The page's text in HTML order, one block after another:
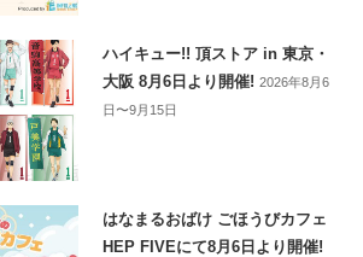
ハイキュー!! 頂ストア in 東京・
大阪 8月6日より開催!2026年8月6
日〜9月15日
はなまるおばけ ごほうびカフェ
HEP FIVEにて8月6日より開催!